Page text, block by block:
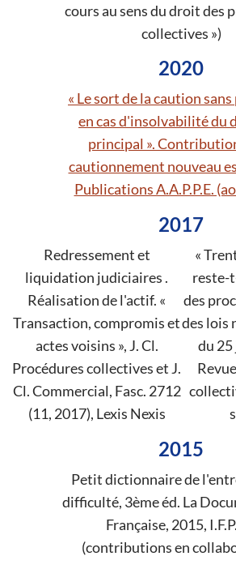
cours au sens du droit des
collectives »)
2020
« Le sort de la caution
en cas d'insolvabilité du
principal ».
cautionnement nouveau
Publications A.A.P.P.E.
2017
Redressement et
liquidation judiciaires .
Réalisation de l'actif. «
Transaction, compromis et
actes voisins », J. Cl.
Procédures collectives et J.
Cl. Commercial, Fasc. 2712
(11, 2017), Lexis Nexis
«
reste-
des
des lois
du 25
2015
Petit dictionnaire de
difficulté, 3ème éd. La
Française, 2015,
(contributions en